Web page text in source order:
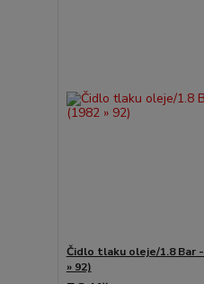
Čidlo tlaku oleje/1.8 Bar
» 92)